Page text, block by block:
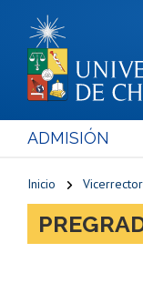
ADMISIÓN
Inicio